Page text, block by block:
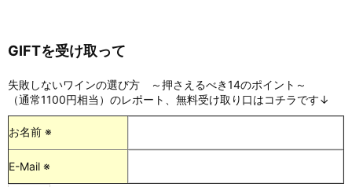
GIFTを受け取って
失敗しないワインの選び方 ～押さえるべき14のポイント～
（通常1100円相当）のレポート、無料受け取り口はコチラです↓
お名前 ※
E-Mail ※